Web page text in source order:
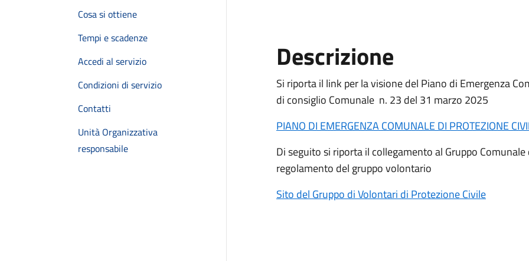
Cosa si ottiene
Tempi e scadenze
Accedi al servizio
Condizioni di servizio
Contatti
Unità Organizzativa
responsabile
Descrizione
Si riporta il link per la visione del Piano di Emergenza
di consiglio Comunale n. 23 del 31 marzo 2025
PIANO DI EMERGENZA COMUNALE DI PROTEZIONE
Di seguito si riporta il collegamento al Gruppo
regolamento del gruppo volontario
Sito del Gruppo di Volontari di Protezione Civile